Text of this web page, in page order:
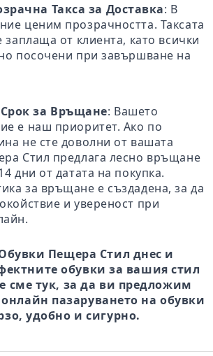
Такса за Доставка: В
ценим прозрачността. Таксата
заплаща от клиента, като всички
посочени при завършване на
за Връщане: Вашето
е наш приоритет. Ако по
не сте доволни от вашата
Стил предлага лесно връщане
дни от датата на покупка.
за връщане е създадена, за да
и увереност при
Пещера Стил днес и
обувки за вашия стил
сме тук, за да ви предложим
пазаруването на обувки
удобно и сигурно.